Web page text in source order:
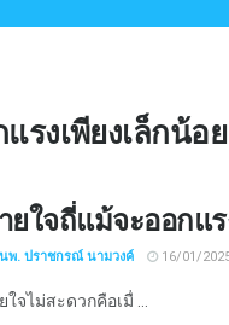
รงเพียงเล็กน้อย
ยใจถี่แม้จะออกแ
นพ. ปราชกรณ์ นามวงค์ 16/01/
ใจไม่สะดวกคือเมื่ ...